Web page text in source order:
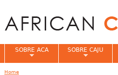
SOBRE ACA SOBRE CAJU
Home